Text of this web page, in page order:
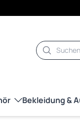
Suche
Bekleidung &